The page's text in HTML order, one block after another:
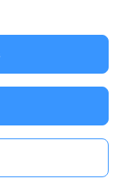
「
でお客様の情